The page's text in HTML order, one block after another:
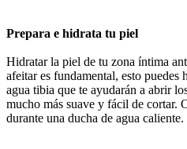
Prepara e hidrata tu piel
Hidratar la piel de tu zona íntima
afeitar es fundamental, esto puedes
agua tibia que te ayudarán a abrir
mucho más suave y fácil de cortar.
durante una ducha de agua caliente.